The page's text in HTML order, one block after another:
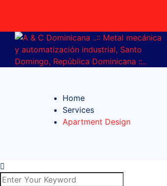
Home
Services
Apartment Design